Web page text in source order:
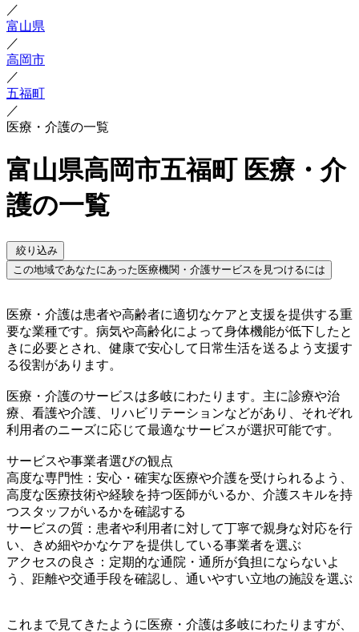
／
富山県
／
高岡市
／
五福町
／
医療・介護の一覧
富山県高岡市五福町 医療・介
護の一覧
絞り込み
この地域であなたにあった医療機関・介護サービスを見つけるには
医療・介護は患者や高齢者に適切なケアと支援を提供する重
要な業種です。病気や高齢化によって身体機能が低下したと
きに必要とされ、健康で安心して日常生活を送るよう支援す
る役割があります。
医療・介護のサービスは多岐にわたります。主に診療や治
療、看護や介護、リハビリテーションなどがあり、それぞれ
利用者のニーズに応じて最適なサービスが選択可能です。
サービスや事業者選びの観点
高度な専門性：安心・確実な医療や介護を受けられるよう、
高度な医療技術や経験を持つ医師がいるか、介護スキルを持
つスタッフがいるかを確認する
サービスの質：患者や利用者に対して丁寧で親身な対応を行
い、きめ細やかなケアを提供している事業者を選ぶ
アクセスの良さ：定期的な通院・通所が負担にならないよ
う、距離や交通手段を確認し、通いやすい立地の施設を選ぶ
これまで見てきたように医療・介護は多岐にわたりますが、